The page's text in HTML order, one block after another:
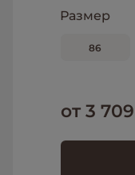
Размер
86
от 3